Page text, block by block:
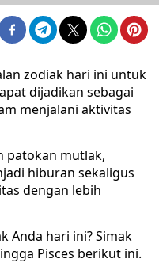
zodiak hari ini untuk
dijadikan sebagai
menjalani aktivitas
patokan mutlak,
hiburan sekaligus
dengan lebih
Anda hari ini? Simak
Pisces berikut ini.